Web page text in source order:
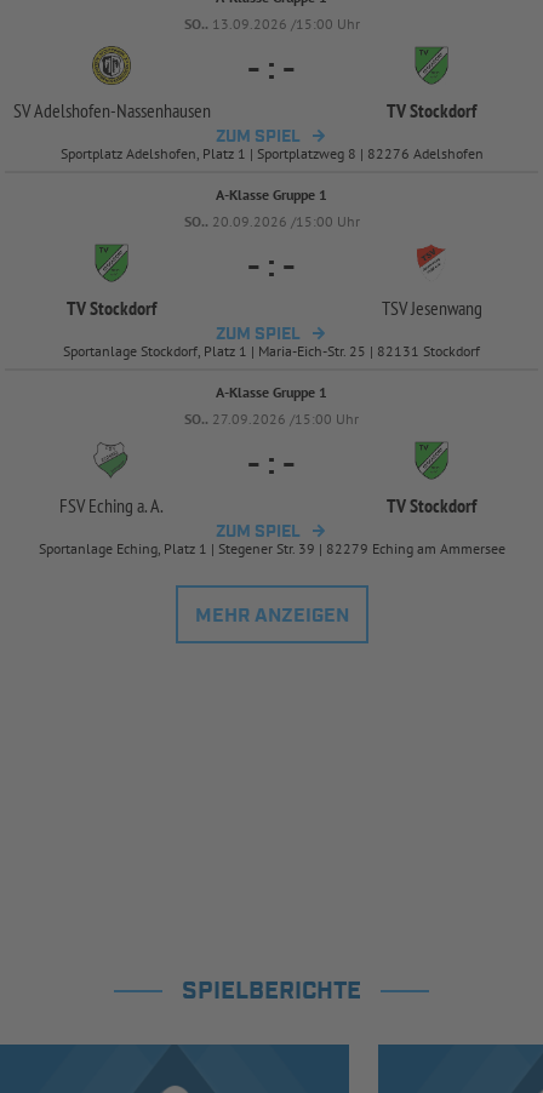
SO.. 13.09.2026 /15:00 Uhr
SV Adelshofen-Nassenhausen
- : -
TV Stockdorf
ZUM SPIEL
Sportplatz Adelshofen, Platz 1 | Sportplatzweg 8 | 82276 Adelshofen
A-Klasse Gruppe 1
SO.. 20.09.2026 /15:00 Uhr
TV Stockdorf
- : -
TSV Jesenwang
ZUM SPIEL
Sportanlage Stockdorf, Platz 1 | Maria-Eich-Str. 25 | 82131 Stockdorf
A-Klasse Gruppe 1
SO.. 27.09.2026 /15:00 Uhr
FSV Eching a. A.
- : -
TV Stockdorf
ZUM SPIEL
Sportanlage Eching, Platz 1 | Stegener Str. 39 | 82279 Eching am Ammersee
MEHR ANZEIGEN
SPIELBERICHTE